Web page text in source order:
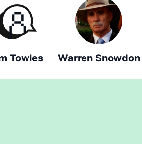
Towles Warren Snowdon